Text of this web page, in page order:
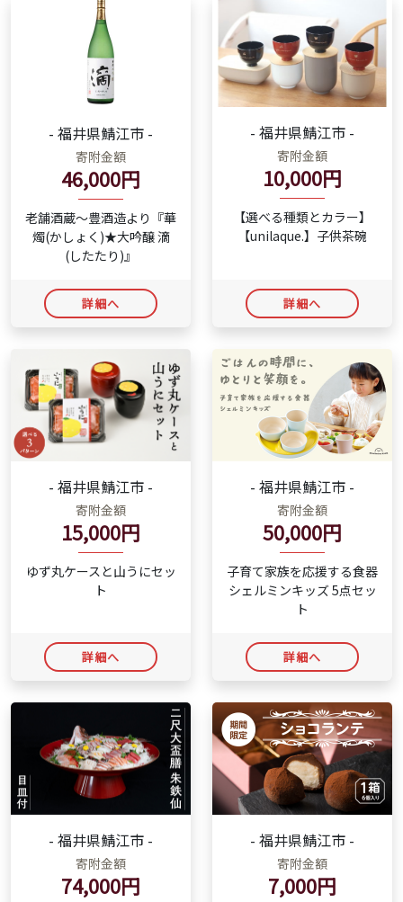
- 福井県鯖江市 -
寄附金額
46,000円
老舗酒蔵～豊酒造より『華
燭(かしょく)★大吟醸 滴
(したたり)』
詳細へ
- 福井県鯖江市 -
寄附金額
10,000円
【選べる種類とカラー】
【unilaque.】子供茶碗
詳細へ
- 福井県鯖江市 -
寄附金額
15,000円
ゆず丸ケースと山うにセッ
ト
詳細へ
- 福井県鯖江市 -
寄附金額
50,000円
子育て家族を応援する食器
シェルミンキッズ 5点セッ
ト
詳細へ
- 福井県鯖江市 -
寄附金額
74,000円
- 福井県鯖江市 -
寄附金額
7,000円